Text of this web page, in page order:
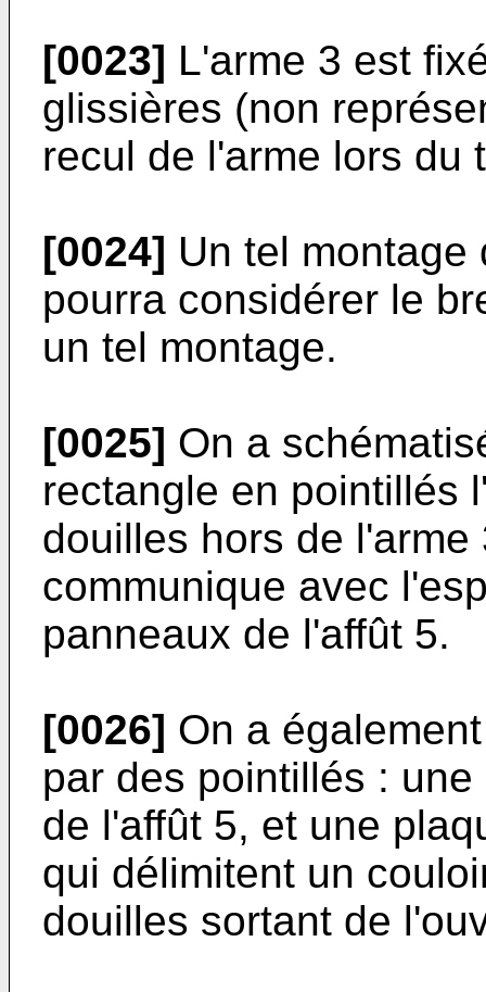
[0023] L'arme 3 est
glissières (non
recul de l'arme lors du
[0024] Un tel montage
pourra considérer le
un tel montage.
[0025] On a
rectangle en pointillés
douilles hors de
communique avec
panneaux de l'affût 5.
[0026] On a
par des pointillés :
de l'affût 5, et une
qui délimitent un
douilles sortant de